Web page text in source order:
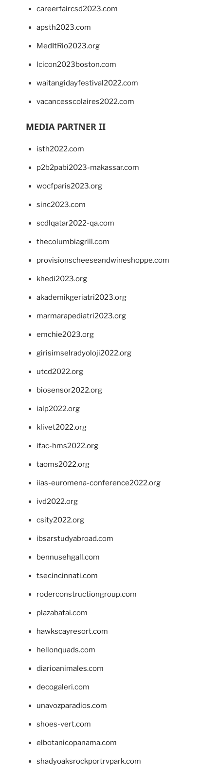
careerfaircsd2023.com
apsth2023.com
MedItRio2023.org
lcicon2023boston.com
waitangidayfestival2022.com
vacancesscolaires2022.com
MEDIA PARTNER II
isth2022.com
p2b2pabi2023-makassar.com
wocfparis2023.org
sinc2023.com
scdlqatar2022-qa.com
thecolumbiagrill.com
provisionscheeseandwineshoppe.com
khedi2023.org
akademikgeriatri2023.org
marmarapediatri2023.org
emchie2023.org
girisimselradyoloji2022.org
utcd2022.org
biosensor2022.org
ialp2022.org
klivet2022.org
ifac-hms2022.org
taoms2022.org
iias-euromena-conference2022.org
ivd2022.org
csity2022.org
ibsarstudyabroad.com
bennusehgall.com
tsecincinnati.com
roderconstructiongroup.com
plazabatai.com
hawkscayresort.com
hellonquads.com
diarioanimales.com
decogaleri.com
unavozparadios.com
shoes-vert.com
elbotanicopanama.com
shadyoaksrockportrvpark.com